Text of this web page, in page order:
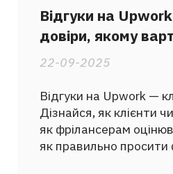
Відгуки на
довіри, якому
22-09-2025
Відгуки на Upwork —
Дізнайся, як клієнти
як фрілансерам
як правильно просити